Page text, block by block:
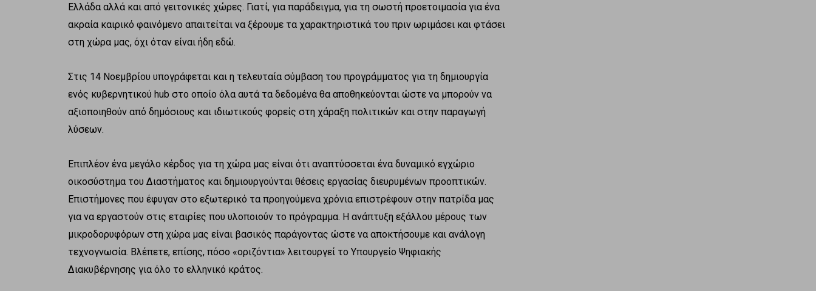
Ελλάδα αλλά και από γειτονικές χώρες. Γιατί, για παράδειγμα, για τη σωστή προετοιμασία για ένα
ακραία καιρικό φαινόμενο απαιτείται να ξέρουμε τα χαρακτηριστικά του πριν ωριμάσει και φτάσει
στη χώρα μας, όχι όταν είναι ήδη εδώ.
Στις 14 Νοεμβρίου υπογράφεται και η τελευταία σύμβαση του προγράμματος για τη δημιουργία
ενός κυβερνητικού hub στο οποίο όλα αυτά τα δεδομένα θα αποθηκεύονται ώστε να μπορούν να
αξιοποιηθούν από δημόσιους και ιδιωτικούς φορείς στη χάραξη πολιτικών και στην παραγωγή
λύσεων.
Επιπλέον ένα μεγάλο κέρδος για τη χώρα μας είναι ότι αναπτύσσεται ένα δυναμικό εγχώριο
οικοσύστημα του Διαστήματος και δημιουργούνται θέσεις εργασίας διευρυμένων προοπτικών.
Επιστήμονες που έφυγαν στο εξωτερικό τα προηγούμενα χρόνια επιστρέφουν στην πατρίδα μας
για να εργαστούν στις εταιρίες που υλοποιούν το πρόγραμμα. Η ανάπτυξη εξάλλου μέρους των
μικροδορυφόρων στη χώρα μας είναι βασικός παράγοντας ώστε να αποκτήσουμε και ανάλογη
τεχνογνωσία. Βλέπετε, επίσης, πόσο «οριζόντια» λειτουργεί το Υπουργείο Ψηφιακής
Διακυβέρνησης για όλο το ελληνικό κράτος.